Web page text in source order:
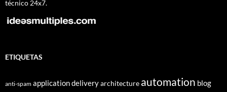
técnico 24x7.
ETIQUETAS
anti-spam application deliveryarchitecture automation blog